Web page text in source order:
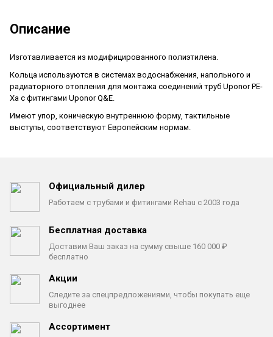
Описание
Изготавливается из модифицированного полиэтилена.
Кольца используются в системах водоснабжения, напольного и
радиаторного отопления для монтажа соединений труб Uponor PE-
Xa с фитингами Uponor Q&E.
Имеют упор, коническую внутреннюю форму, тактильные
выступы, соответствуют Европейским нормам.
Официальный дилер
Работаем с трубами и фитингами Rehau с 2003 года
Бесплатная доставка
Доставим Ваш заказ на сумму свыше 160 000 ₽
бесплатно
Акции
Следите за спецпредложениями, чтобы покупать еще
выгоднее
Ассортимент